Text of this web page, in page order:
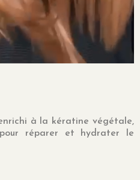
à la kératine végétale,
réparer et hydrater le